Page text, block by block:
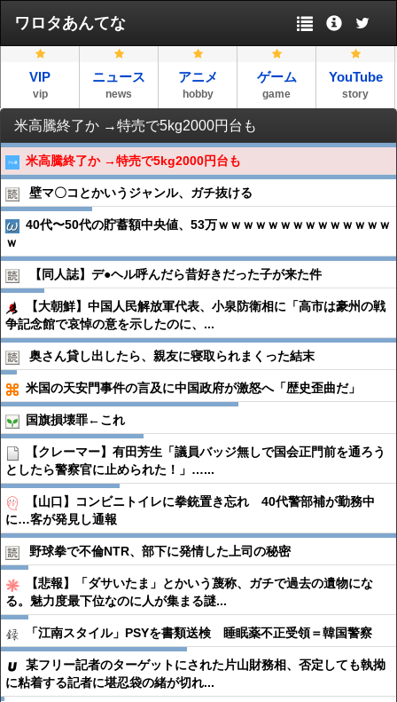
ワロタあんてな
VIP
vip
ニュース
news
アニメ
hobby
ゲーム
game
YouTube
story
米高騰終了か →特売で5kg2000円台も
米高騰終了か →特売で5kg2000円台も
壁マ〇コとかいうジャンル、ガチ抜ける
40代〜50代の貯蓄額中央値、53万ｗｗｗｗｗｗｗｗｗｗｗｗｗｗ
ｗ
【同人誌】デ●︎ヘル呼んだら昔好きだった子が来た件
【大朝鮮】中国人民解放軍代表、小泉防衛相に「高市は豪州の戦
争記念館で哀悼の意を示したのに、...
奥さん貸し出したら、親友に寝取られまくった結末
米国の天安門事件の言及に中国政府が激怒へ「歴史歪曲だ」
国旗損壊罪←これ
【クレーマー】有田芳生「議員バッジ無しで国会正門前を通ろう
としたら警察官に止められた！」…...
【山口】コンビニトイレに拳銃置き忘れ 40代警部補が勤務中
に…客が発見し通報
野球拳で不倫NTR、部下に発情した上司の秘密
【悲報】「ダサいたま」とかいう蔑称、ガチで過去の遺物にな
る。魅力度最下位なのに人が集まる謎...
「江南スタイル」PSYを書類送検 睡眠薬不正受領＝韓国警察
某フリー記者のターゲットにされた片山財務相、否定しても執拗
に粘着する記者に堪忍袋の緒が切れ...